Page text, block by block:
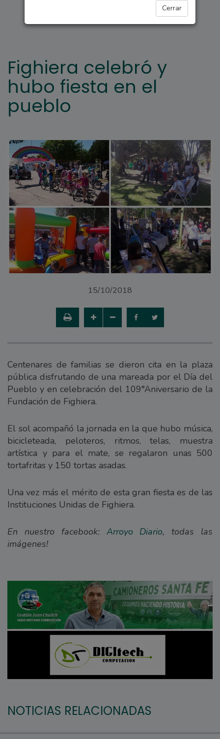
Cerrar
Fighiera celebró y
hubo fiesta en el
pueblo
15/10/2018
Centenares de familias se dieron cita en la plaza
pública disfrutando de una mareada por el Día del
Pueblo y en celebración del 109°Aniversario de la
Fundación de Fighiera.
El sol acompañó la jornada en la que hubo música,
bicicleteada, peloteros, ritmos, telas, muestra
artística y para el mate, se regalaron unas 500
tortafritas y 150 tortas asadas.
Una vez más el mérito de esta gran fiesta es de las
Instituciones Unidas de Fighiera.
En nuestro facebook: Arroyo Diario, todas las
imágenes!
NOTICIAS RELACIONADAS